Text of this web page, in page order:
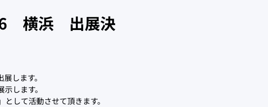
横浜 出展決
します。
します。
して活動させて頂きます。